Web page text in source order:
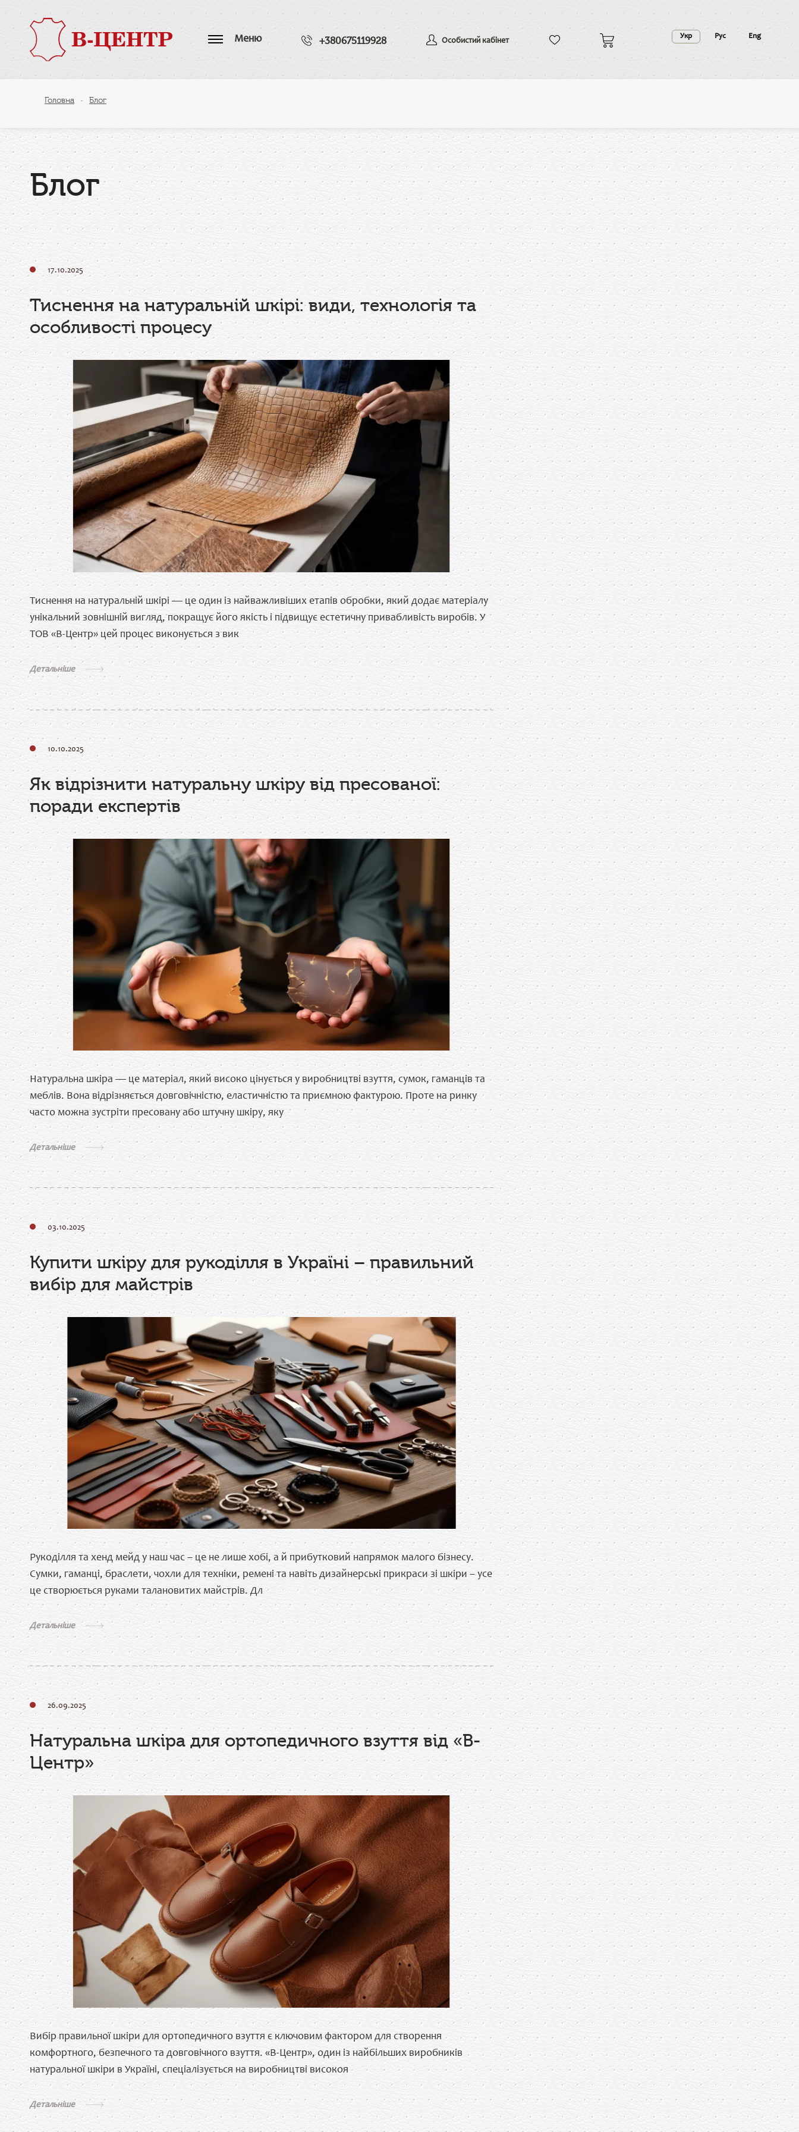
Меню +380675119928 Особистий кабінет Укр Рус Eng
Головна - Блог
Блог
17.10.2025
Тиснення на натуральній шкірі: види, технологія та
особливості процесу
Тиснення на натуральній шкірі — це один із найважливіших етапів обробки, який додає матеріалу
унікальний зовнішній вигляд, покращує його якість і підвищує естетичну привабливість виробів. У
ТОВ «В-Центр» цей процес виконується з вик
Детальніше
10.10.2025
Як відрізнити натуральну шкіру від пресованої:
поради експертів
Натуральна шкіра — це матеріал, який високо цінується у виробництві взуття, сумок, гаманців та
меблів. Вона відрізняється довговічністю, еластичністю та приємною фактурою. Проте на ринку
часто можна зустріти пресовану або штучну шкіру, яку
Детальніше
03.10.2025
Купити шкіру для рукоділля в Україні – правильний
вибір для майстрів
Рукоділля та хенд мейд у наш час – це не лише хобі, а й прибутковий напрямок малого бізнесу.
Сумки, гаманці, браслети, чохли для техніки, ремені та навіть дизайнерські прикраси зі шкіри – усе
це створюється руками талановитих майстрів. Дл
Детальніше
26.09.2025
Натуральна шкіра для ортопедичного взуття від «В-
Центр»
Вибір правильної шкіри для ортопедичного взуття є ключовим фактором для створення
комфортного, безпечного та довговічного взуття. «В-Центр», один із найбільших виробників
натуральної шкіри в Україні, спеціалізується на виробництві високоя
Детальніше